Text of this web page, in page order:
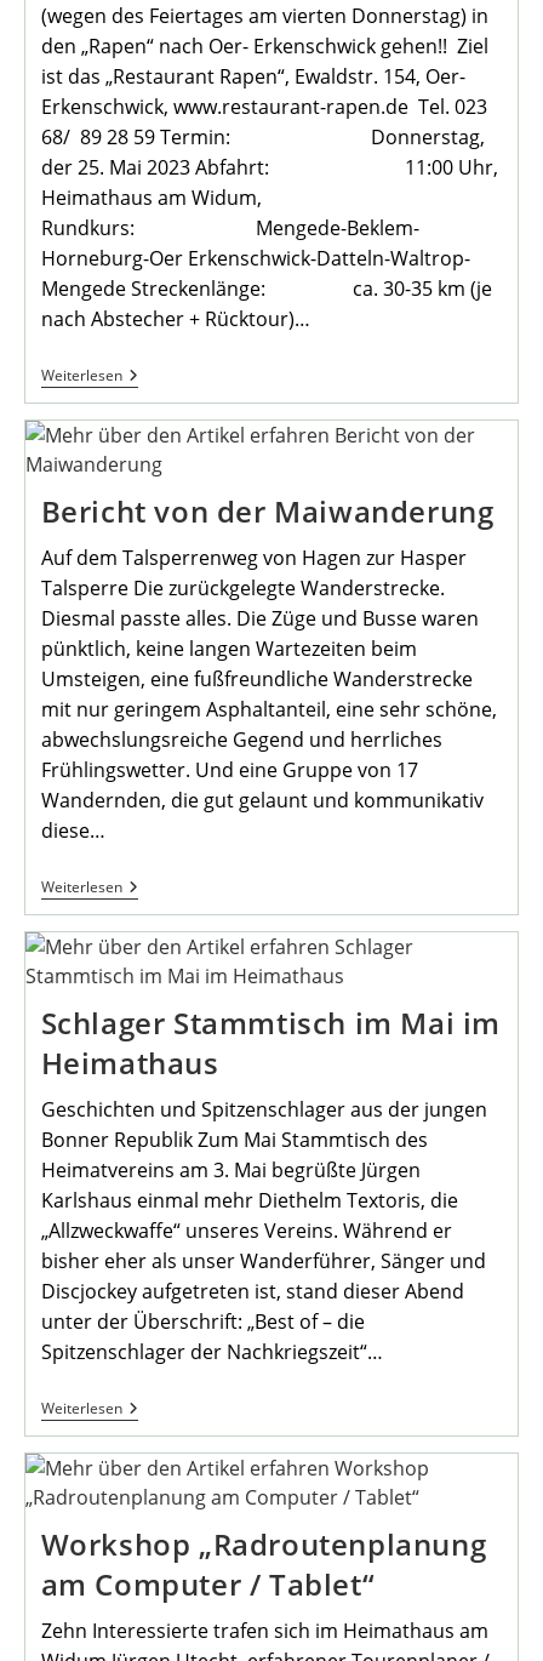
(wegen des Feiertages am vierten Donnerstag) in
den „Rapen“ nach Oer- Erkenschwick gehen!! Ziel
ist das „Restaurant Rapen“, Ewaldstr. 154, Oer-
Erkenschwick, www.restaurant-rapen.de Tel. 023
68/ 89 28 59 Termin: Donnerstag,
der 25. Mai 2023 Abfahrt: 11:00 Uhr,
Heimathaus am Widum,
Rundkurs: Mengede-Beklem-
Horneburg-Oer Erkenschwick-Datteln-Waltrop-
Mengede Streckenlänge: ca. 30-35 km (je
nach Abstecher + Rücktour)…
WeiterlesenMonatsradtour
Mai
2023
Des
Mengede
Bericht von der Maiwanderung
Auf dem Talsperrenweg von Hagen zur Hasper
Talsperre Die zurückgelegte Wanderstrecke.
Diesmal passte alles. Die Züge und Busse waren
pünktlich, keine langen Wartezeiten beim
Umsteigen, eine fußfreundliche Wanderstrecke
mit nur geringem Asphaltanteil, eine sehr schöne,
abwechslungsreiche Gegend und herrliches
Frühlingswetter. Und eine Gruppe von 17
Wandernden, die gut gelaunt und kommunikativ
diese…
WeiterlesenBericht
Von
Der
Maiwanderung
Schlager Stammtisch im Mai im
Heimathaus
Geschichten und Spitzenschlager aus der jungen
Bonner Republik Zum Mai Stammtisch des
Heimatvereins am 3. Mai begrüßte Jürgen
Karlshaus einmal mehr Diethelm Textoris, die
„Allzweckwaffe“ unseres Vereins. Während er
bisher eher als unser Wanderführer, Sänger und
Discjockey aufgetreten ist, stand dieser Abend
unter der Überschrift: „Best of – die
Spitzenschlager der Nachkriegszeit“…
WeiterlesenSchlager
Stammtisch
Im
Mai
Heimathaus
Workshop „Radroutenplanung
am Computer / Tablet“
Zehn Interessierte trafen sich im Heimathaus am